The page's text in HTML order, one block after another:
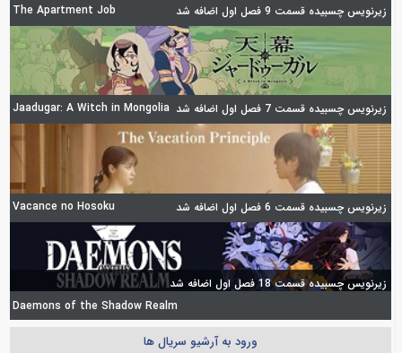
زیرنویس چسبیده قسمت 9 فصل اول اضافه شد The Apartment Job
زیرنویس چسبیده قسمت 7 فصل اول اضافه شد Jaadugar: A Witch in Mongolia
زیرنویس چسبیده قسمت 6 فصل اول اضافه شد Vacance no Hosoku
زیرنویس چسبیده قسمت 18 فصل اول اضافه شد
Daemons of the Shadow Realm
ورود به آرشیو سریال ها